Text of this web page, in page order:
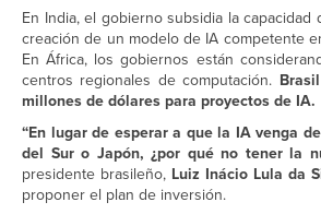
En India, el gobierno subsidia la capacidad
creación de un modelo de IA competente
En África, los gobiernos están
centros regionales de computación.
millones de dólares para proyectos de IA.
“En lugar de esperar a que la IA venga
del Sur o Japón, ¿por qué no tener la
presidente brasileño, Luiz Inácio Lula da
proponer el plan de inversión.